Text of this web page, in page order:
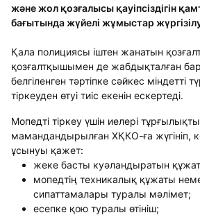
және жол қозғалысы қауіпсіздігін
бағытында жүйелі жұмыстар
Қала полициясы іштен жанатын
қозғалтқышымен де жабдықталған
белгіленген тәртіпке сәйкес міндетті
тіркеуден өтуі тиіс екенін ескертеді.
Мопедті тіркеу үшін иелері
мамандандырылған ХҚКО-ға жүгініп,
ұсынуы қажет:
жеке басты куәландыратын
мопедтің техникалық құжаты
сипаттамалары туралы мәлімет;
есепке қою туралы өтініш;